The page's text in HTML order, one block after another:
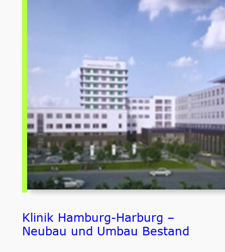
Klinik Hamburg-Harburg –
Neubau und Umbau Bestand